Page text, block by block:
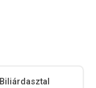
Biliárdasztal